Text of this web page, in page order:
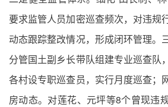
要求监管人员加密巡查频次，对违规
动态跟踪整改情况，形成闭环管理。
分管国土副乡长带队组建专业巡查队
各村设专职巡查员，实行月度巡查；
房动态。对莲花、元坪等8个曾现违